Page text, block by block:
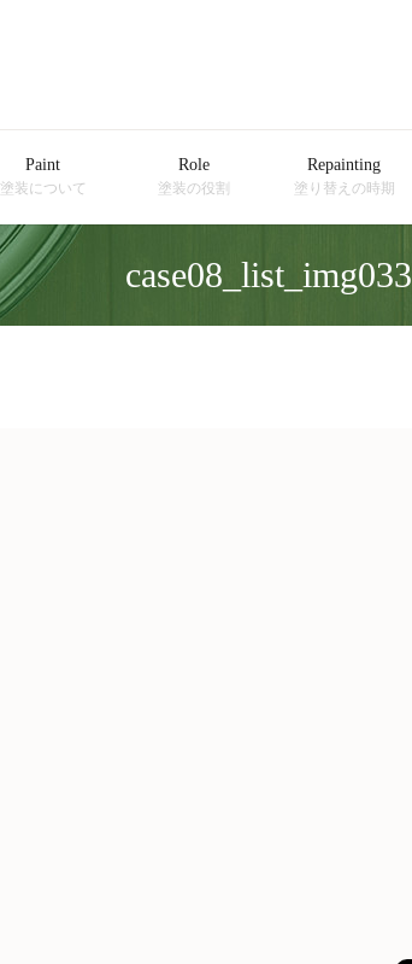
Paint
塗装について
Role
塗装の役割
Repainting
塗り替えの時期
case08_list_img033